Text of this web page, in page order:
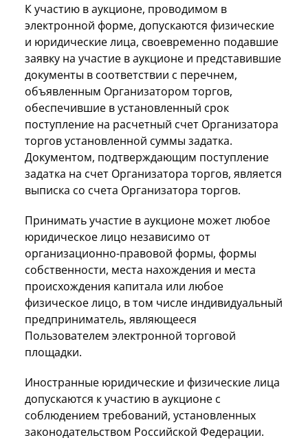
К участию в аукционе, проводимом в
электронной форме, допускаются физические
и юридические лица, своевременно подавшие
заявку на участие в аукционе и представившие
документы в соответствии с перечнем,
объявленным Организатором торгов,
обеспечившие в установленный срок
поступление на расчетный счет Организатора
торгов установленной суммы задатка.
Документом, подтверждающим поступление
задатка на счет Организатора торгов, является
выписка со счета Организатора торгов.
Принимать участие в аукционе может любое
юридическое лицо независимо от
организационно-правовой формы, формы
собственности, места нахождения и места
происхождения капитала или любое
физическое лицо, в том числе индивидуальный
предприниматель, являющееся
Пользователем электронной торговой
площадки.
Иностранные юридические и физические лица
допускаются к участию в аукционе с
соблюдением требований, установленных
законодательством Российской Федерации.